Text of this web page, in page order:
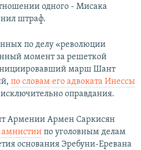
одного - Мисака
штраф.
по делу «революции
момент за решеткой
марш Шант
по словам его адвоката Инессы
исключительно оправдания.
Армении Армен Саркисян
амнистии по уголовным делам
основания Эребуни-Еревана